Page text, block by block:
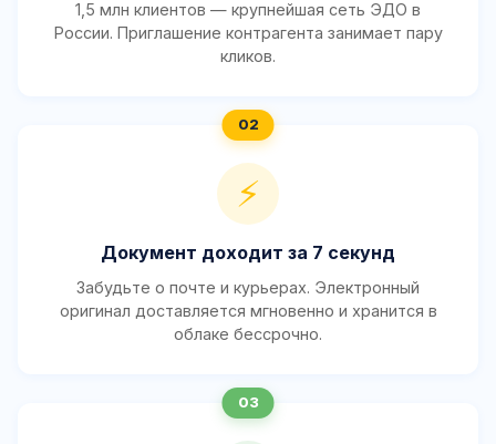
1,5 млн клиентов — крупнейшая сеть ЭДО в
России. Приглашение контрагента занимает пару
кликов.
⚡
Документ доходит за 7 секунд
Забудьте о почте и курьерах. Электронный
оригинал доставляется мгновенно и хранится в
облаке бессрочно.